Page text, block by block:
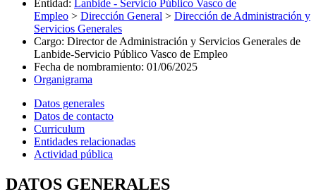
Entidad: Lanbide - Servicio Público Vasco de
Empleo > Dirección General > Dirección de Administración y
Servicios Generales
Cargo: Director de Administración y Servicios Generales de
Lanbide-Servicio Público Vasco de Empleo
Fecha de nombramiento: 01/06/2025
Organigrama
Datos generales
Datos de contacto
Curriculum
Entidades relacionadas
Actividad pública
DATOS GENERALES